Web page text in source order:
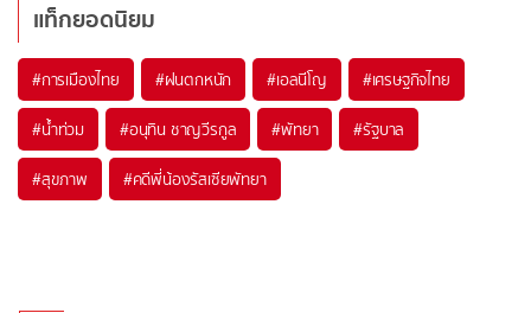
แท็กยอดนิยม
#การเมืองไทย #ฝนตกหนัก #เอลนีโญ #เศรษฐกิจไทย
#น้ำท่วม #อนุทิน ชาญวีรกูล #พัทยา #รัฐบาล
#สุขภาพ #คดีพี่น้องรัสเซียพัทยา